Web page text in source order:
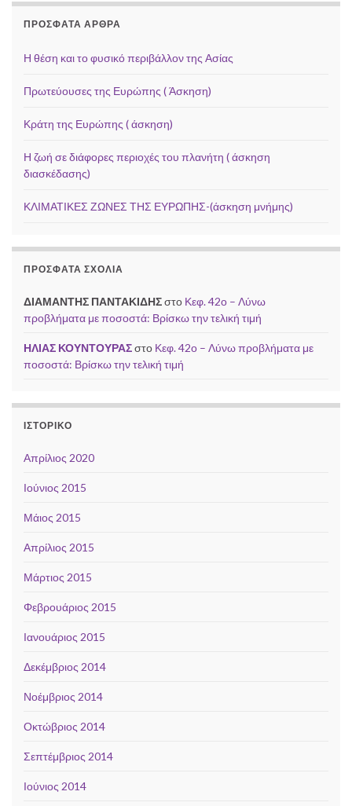
ΠΡΌΣΦΑΤΑ ΆΡΘΡΑ
Η θέση και το φυσικό περιβάλλον της Ασίας
Πρωτεύουσες της Ευρώπης ( Άσκηση)
Κράτη της Ευρώπης ( άσκηση)
Η ζωή σε διάφορες περιοχές του πλανήτη ( άσκηση
διασκέδασης)
ΚΛΙΜΑΤΙΚΕΣ ΖΩΝΕΣ ΤΗΣ ΕΥΡΩΠΗΣ-(άσκηση μνήμης)
ΠΡΌΣΦΑΤΑ ΣΧΌΛΙΑ
ΔΙΑΜΑΝΤΗΣ ΠΑΝΤΑΚΙΔΗΣστο Κεφ. 42ο – Λύνω
προβλήματα με ποσοστά: Βρίσκω την τελική τιμή
ΗΛΙΑΣ ΚΟΥΝΤΟΥΡΑΣστο Κεφ. 42ο – Λύνω προβλήματα με
ποσοστά: Βρίσκω την τελική τιμή
ΙΣΤΟΡΙΚΌ
Απρίλιος 2020
Ιούνιος 2015
Μάιος 2015
Απρίλιος 2015
Μάρτιος 2015
Φεβρουάριος 2015
Ιανουάριος 2015
Δεκέμβριος 2014
Νοέμβριος 2014
Οκτώβριος 2014
Σεπτέμβριος 2014
Ιούνιος 2014